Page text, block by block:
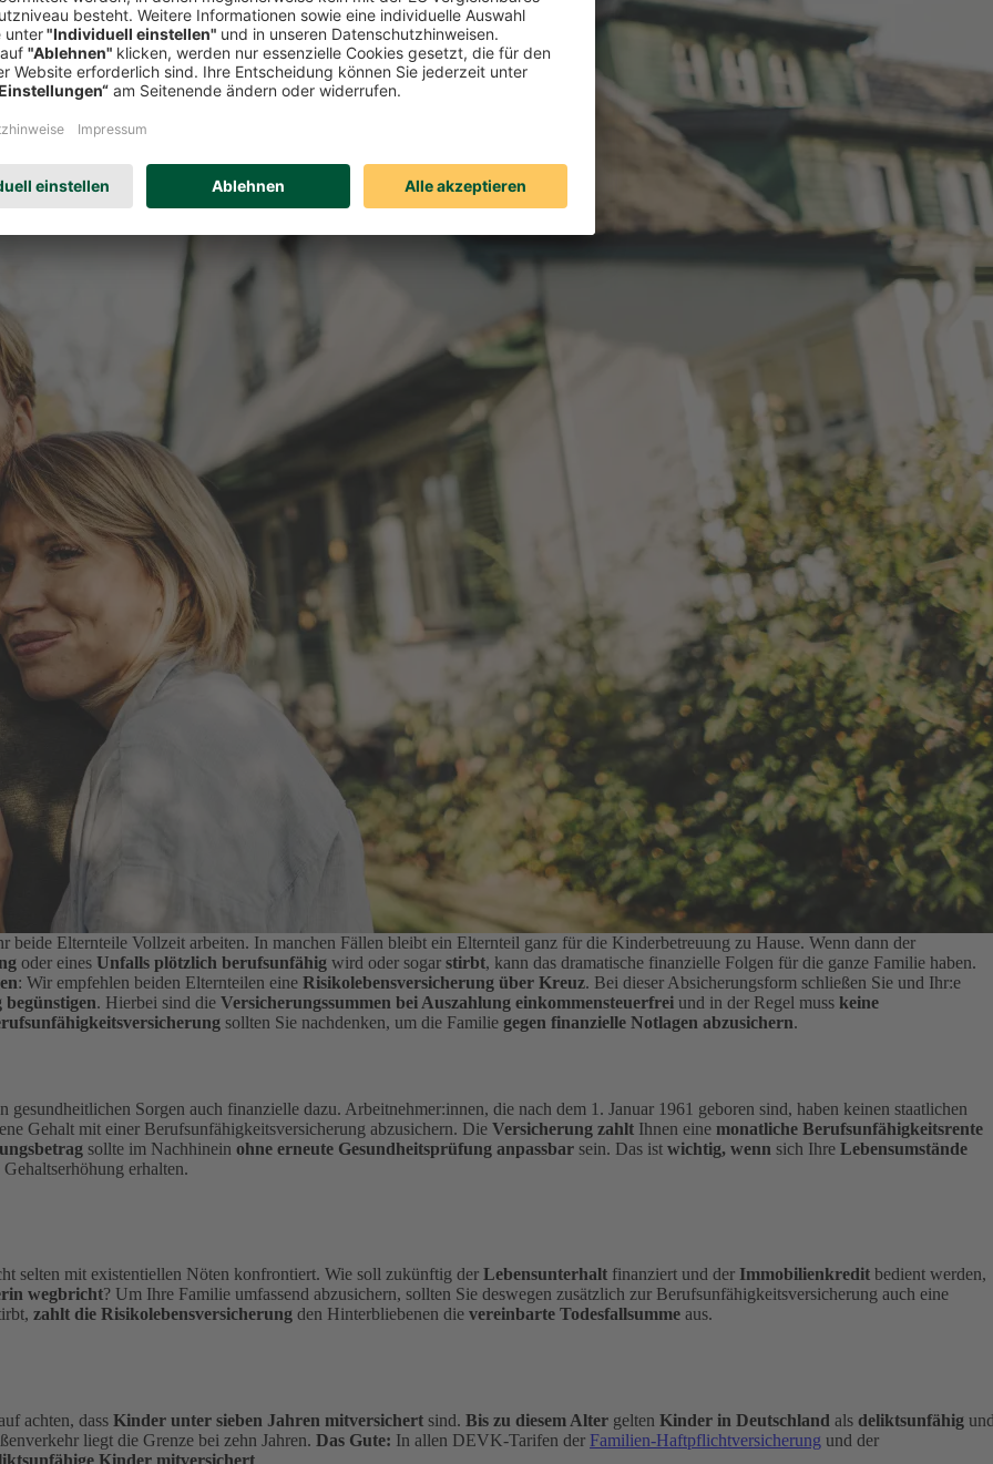
Elternteile Vollzeit arbeiten. In manchen Fällen bleibt ein Elternteil ganz für die Kinderbetreuung zu Hause. Wenn dann der
oder eines Unfalls plötzlich berufsunfähig wird oder sogar stirbt, kann das dramatische finanzielle Folgen für die ganze Familie haben.
: Wir empfehlen beiden Elternteilen eine Risikolebensversicherung über Kreuz. Bei dieser Absicherungsform schließen Sie und Ihr:e
begünstigen. Hierbei sind die Versicherungssummen bei Auszahlung einkommensteuerfrei und in der Regel muss keine
sollten Sie nachdenken, um die Familie gegen finanzielle Notlagen abzusichern.
Sorgen auch finanzielle dazu. Arbeitnehmer:innen, die nach dem 1. Januar 1961 geboren sind, haben keinen staatlichen
Gehalt mit einer Berufsunfähigkeitsversicherung abzusichern. Die Versicherung zahlt Ihnen eine monatliche Berufsunfähigkeitsrente
sollte im Nachhinein ohne erneute Gesundheitsprüfung anpassbar sein. Das ist wichtig, wenn sich Ihre Lebensumstände
erhalten.
selten mit existentiellen Nöten konfrontiert. Wie soll zukünftig der Lebensunterhalt finanziert und der Immobilienkredit bedient werden,
wegbricht? Um Ihre Familie umfassend abzusichern, sollten Sie deswegen zusätzlich zur Berufsunfähigkeitsversicherung auch eine
zahlt die Risikolebensversicherung den Hinterbliebenen die vereinbarte Todesfallsumme aus.
achten, dass Kinder unter sieben Jahren mitversichert sind. Bis zu diesem Alter gelten Kinder in Deutschland als deliktsunfähig
liegt die Grenze bei zehn Jahren. Das Gute: In allen DEVK-Tarifen der Familien-Haftpflichtversicherung und der